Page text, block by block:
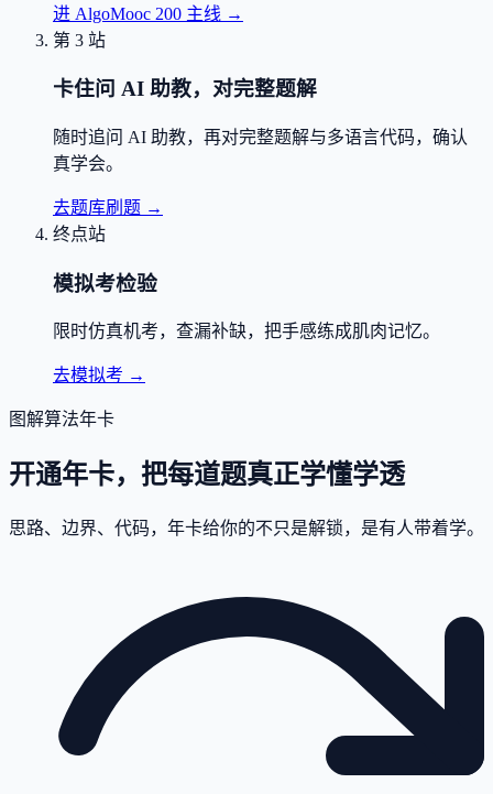
进 AlgoMooc 200 主线 →
第 3 站
卡住问 AI 助教，对完整题解
随时追问 AI 助教，再对完整题解与多语言代码，确认
真学会。
去题库刷题 →
终点站
模拟考检验
限时仿真机考，查漏补缺，把手感练成肌肉记忆。
去模拟考 →
图解算法年卡
开通年卡，把每道题真正学懂学透
思路、边界、代码，年卡给你的不只是解锁，是有人带着学。